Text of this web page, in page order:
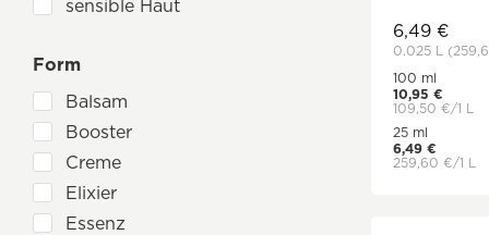
Sheabutter (Karité)
Spirulina
Teebaumöl
Tonerde
Traube
Traubenkernöl
sensible Haut
trockene Haut
unreine Haut
ölige Haut
Form
Balsam
Booster
Creme
Elixier
Essenz
6,49 €
0.025 L
100 ml
10,95 €
109,50 €/1 L
25 ml
6,49 €
259,60 €/1 L